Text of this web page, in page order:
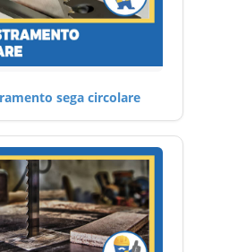
sega circolare